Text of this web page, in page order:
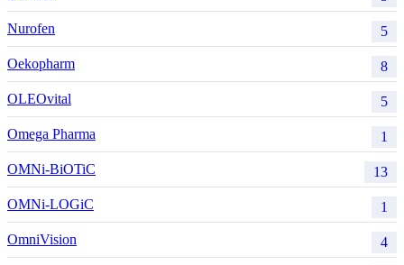
Nurofen 5
Oekopharm 8
OLEOvital 5
Omega Pharma 1
OMNi-BiOTiC 13
OMNi-LOGiC 1
OmniVision 4